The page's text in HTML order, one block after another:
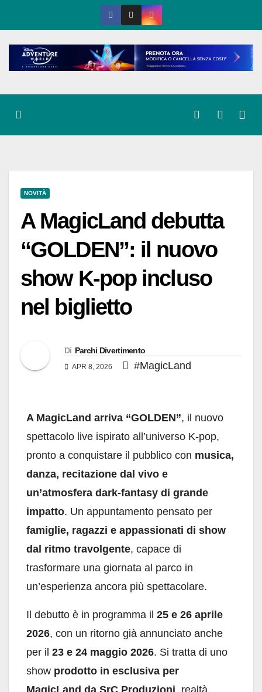
al
contenuto
NOVITÀ
A MagicLand debutta
“GOLDEN”: il nuovo
show K-pop incluso
nel biglietto
Di Parchi Divertimento
APR 8, 2026 #MagicLand
A MagicLand arriva “GOLDEN”, il nuovo
spettacolo live ispirato all’universo K-pop,
pronto a conquistare il pubblico con musica,
danza, recitazione dal vivo e
un’atmosfera dark-fantasy di grande
impatto. Un appuntamento pensato per
famiglie, ragazzi e appassionati di show
dal ritmo travolgente, capace di
trasformare una giornata al parco in
un’esperienza ancora più spettacolare.
Il debutto è in programma il 25 e 26 aprile
2026, con un ritorno già annunciato anche
per il 23 e 24 maggio 2026. Si tratta di uno
show prodotto in esclusiva per
MagicLand da SrC Produzioni, realtà